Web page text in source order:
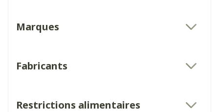
Marques
Fabricants
Restrictions alimentaires